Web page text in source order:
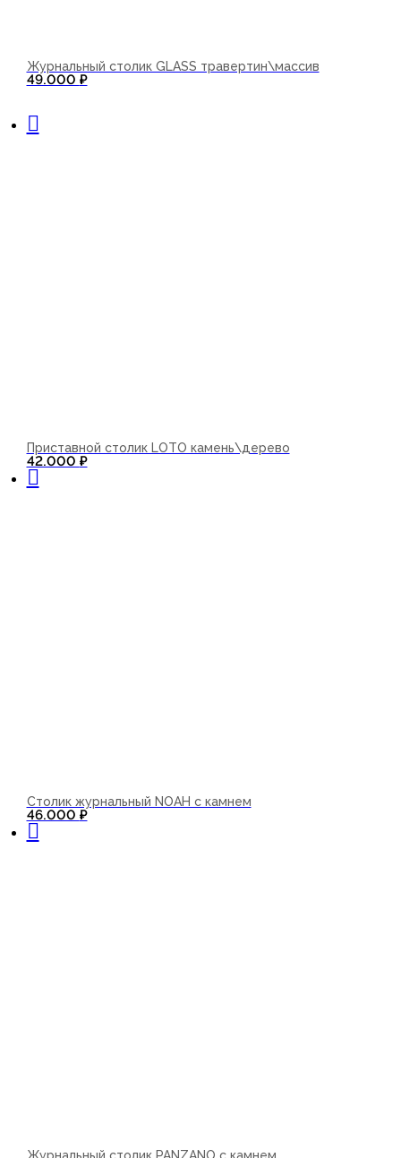
Журнальный столик GLASS травертин\массив
49.000 ₽
Приставной столик LOTO камень\дерево
42.000 ₽
Столик журнальный NOAH с камнем
46.000 ₽